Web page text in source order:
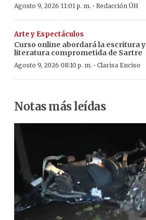
Agosto 9, 2026 11:01 p. m. · Redacción ÚH
Arte y Espectáculos
Curso online abordará la escritura y
literatura comprometida de Sartre
Agosto 9, 2026 08:10 p. m. · Clarisa Enciso
Notas más leídas